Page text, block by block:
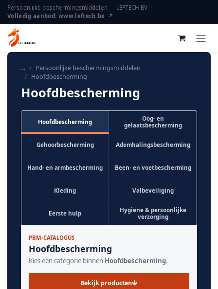
Overslaan naar inhoud
Persoonlijke beschermingsmiddelen — LEFTECH BV
Volledig aanbod: www.leftech.be ↗
...
Persoonlijke beschermingsmiddelen
Hoofdbescherming
Hoofdbescherming
Hoofdbescherming
Oog- en
gelaatsbescherming
Gehoorbescherming Ademhalingsbescherming
Hand- en armbescherming Been- en voetbescherming
Kleding Valbeveiliging
Eerste hulp
Hygiëne & persoonlijke
verzorging
PBM-CATALOGUS
Hoofdbescherming
Kies een categorie binnen Hoofdbescherming.
Bekijk producten